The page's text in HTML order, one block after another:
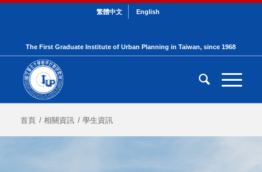
繁體中文 English
The First Graduate Institute of Urban Planning in Taiwan, since 1968
首頁 / 相關資訊 / 學生資訊